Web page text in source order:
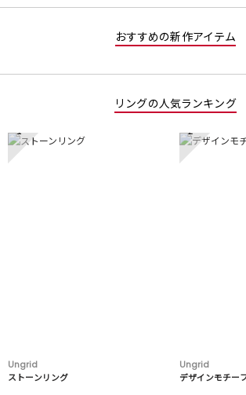
おすすめの新作アイテム
リングの人気ランキング
1
Ungrid
ストーンリング
2
Ungrid
デザインモチー